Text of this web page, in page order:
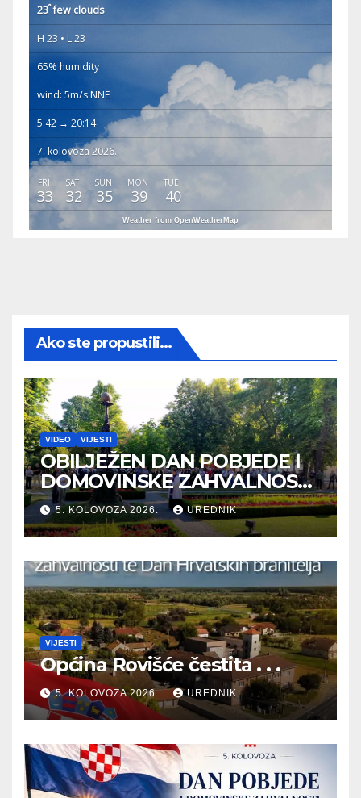
23°few clouds
H 23 • L 23
65% humidity
wind: 5m/s NNE
5:42 → 20:14
7. kolovoza 2026.
FRI
33
SAT
32
SUN
35
MON
39
TUE
40
Weather from OpenWeatherMap
Ako ste propustili...
VIDEO VIJESTI
OBILJEŽEN DAN POBJEDE I
DOMOVINSKE ZAHVALNOSTI
TE DAN HRVATSKIH
BRANITELJA
5. KOLOVOZA 2026. UREDNIK
VIJESTI
Općina Rovišće čestita . . .
5. KOLOVOZA 2026. UREDNIK